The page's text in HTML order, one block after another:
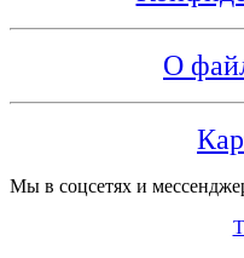
О
Мы в соцсетях и